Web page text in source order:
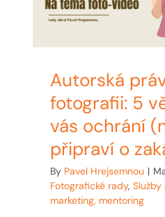
Autorská
fotografii: 5
vás ochrání
připraví o
By Pavel Hrejsemnou |
Fotografické rady,
marketing, mentoring